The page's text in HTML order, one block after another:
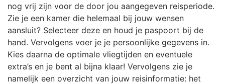
nog vrij zijn voor de door jou aangegeven reisperiode.
Zie je een kamer die helemaal bij jouw wensen
aansluit? Selecteer deze en houd je paspoort bij de
hand. Vervolgens voer je je persoonlijke gegevens in.
Kies daarna de optimale vliegtijden en eventuele
extra’s en je bent al bijna klaar! Vervolgens zie je
namelijk een overzicht van jouw reisinformatie: het